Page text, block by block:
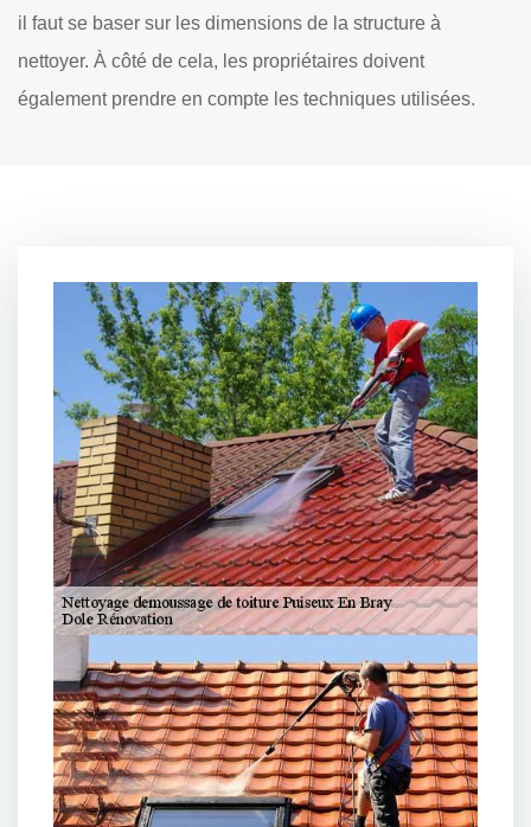
il faut se baser sur les dimensions de la structure à
nettoyer. À côté de cela, les propriétaires doivent
également prendre en compte les techniques utilisées.